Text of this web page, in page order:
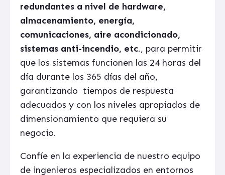
redundantes a nivel de hardware,
almacenamiento, energía,
comunicaciones, aire acondicionado,
sistemas anti-incendio, etc., para permitir
que los sistemas funcionen las 24 horas del
día durante los 365 días del año,
garantizando tiempos de respuesta
adecuados y con los niveles apropiados de
dimensionamiento que requiera su
negocio.
Confíe en la experiencia de nuestro equipo
de ingenieros especializados en entornos